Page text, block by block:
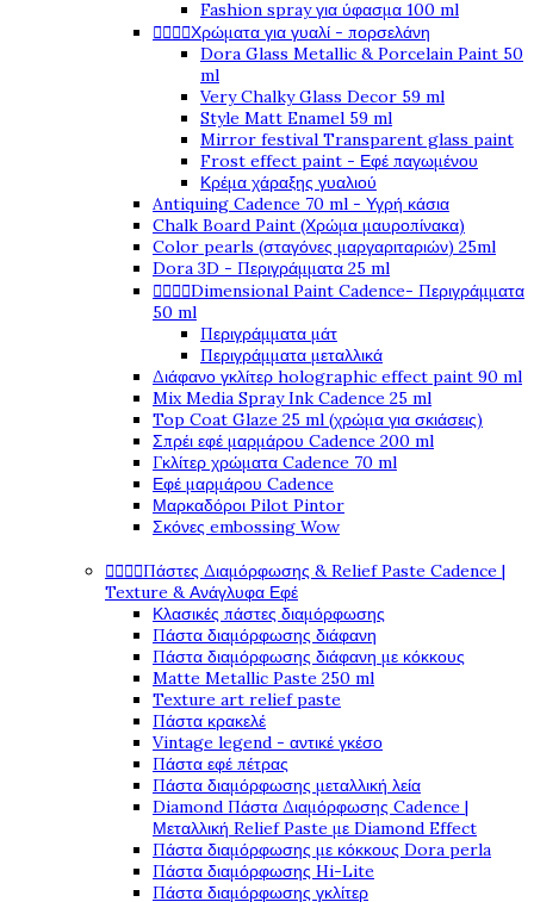
Fashion spray για ύφασμα 100 ml
Χρώματα για γυαλί - πορσελάνη
Dora Glass Metallic & Porcelain Paint 50
ml
Very Chalky Glass Decor 59 ml
Style Matt Enamel 59 ml
Mirror festival Transparent glass paint
Frost effect paint - Εφέ παγωμένου
Κρέμα χάραξης γυαλιού
Antiquing Cadence 70 ml - Υγρή κάσια
Chalk Board Paint (Χρώμα μαυροπίνακα)
Color pearls (σταγόνες μαργαριταριών) 25ml
Dora 3D - Περιγράμματα 25 ml
Dimensional Paint Cadence- Περιγράμματα
50 ml
Περιγράμματα μάτ
Περιγράμματα μεταλλικά
Διάφανο γκλίτερ holographic effect paint 90 ml
Mix Media Spray Ink Cadence 25 ml
Top Coat Glaze 25 ml (χρώμα για σκιάσεις)
Σπρέι εφέ μαρμάρου Cadence 200 ml
Γκλίτερ χρώματα Cadence 70 ml
Εφέ μαρμάρου Cadence
Μαρκαδόροι Pilot Pintor
Σκόνες embossing Wow
Πάστες Διαμόρφωσης & Relief Paste Cadence |
Texture & Ανάγλυφα Εφέ
Κλασικές πάστες διαμόρφωσης
Πάστα διαμόρφωσης διάφανη
Πάστα διαμόρφωσης διάφανη με κόκκους
Matte Metallic Paste 250 ml
Texture art relief paste
Πάστα κρακελέ
Vintage legend - αντικέ γκέσο
Πάστα εφέ πέτρας
Πάστα διαμόρφωσης μεταλλική λεία
Diamond Πάστα Διαμόρφωσης Cadence |
Μεταλλική Relief Paste με Diamond Effect
Πάστα διαμόρφωσης με κόκκους Dora perla
Πάστα διαμόρφωσης Hi-Lite
Πάστα διαμόρφωσης γκλίτερ